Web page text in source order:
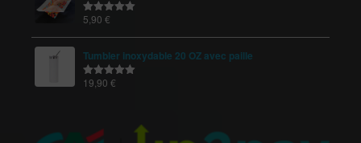
Note5.00
5,90 €
Tumbler inoxydable 20 OZ avec paille
Note5.00
19,90 €